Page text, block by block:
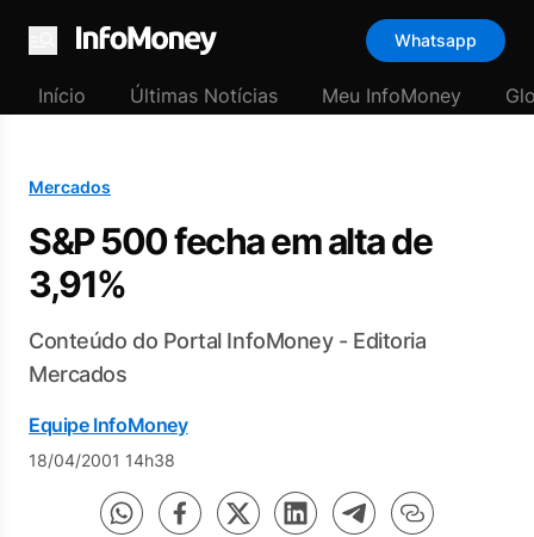
Menu
Whatsapp
Início Últimas Notícias Meu InfoMoney
Mercados
S&P 500 fecha em alta de
3,91%
Conteúdo do Portal InfoMoney - Editoria
Mercados
Equipe InfoMoney
18/04/2001 14h38